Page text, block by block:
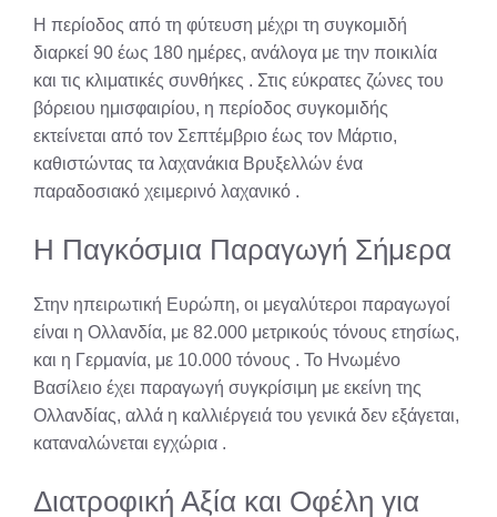
Η περίοδος από τη φύτευση μέχρι τη συγκομιδή
διαρκεί 90 έως 180 ημέρες, ανάλογα με την ποικιλία
και τις κλιματικές συνθήκες . Στις εύκρατες ζώνες του
βόρειου ημισφαιρίου, η περίοδος συγκομιδής
εκτείνεται από τον Σεπτέμβριο έως τον Μάρτιο,
καθιστώντας τα λαχανάκια Βρυξελλών ένα
παραδοσιακό χειμερινό λαχανικό .
Η Παγκόσμια Παραγωγή Σήμερα
Στην ηπειρωτική Ευρώπη, οι μεγαλύτεροι παραγωγοί
είναι η Ολλανδία, με 82.000 μετρικούς τόνους ετησίως,
και η Γερμανία, με 10.000 τόνους . Το Ηνωμένο
Βασίλειο έχει παραγωγή συγκρίσιμη με εκείνη της
Ολλανδίας, αλλά η καλλιέργειά του γενικά δεν εξάγεται,
καταναλώνεται εγχώρια .
Διατροφική Αξία και Οφέλη για